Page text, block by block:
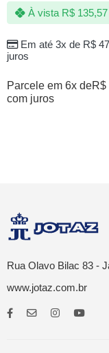
Em até 3x de R$
juros
À vista R$135,57
Parcele em 6x deR$
com juros
Rua Olavo Bilac 83 -
www.jotaz.com.br